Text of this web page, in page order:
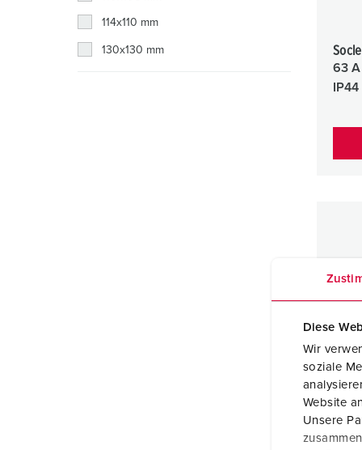
Diese
Wir
soziale
Website
Unsere
114x110 mm
130x130 mm
63 A
IP44